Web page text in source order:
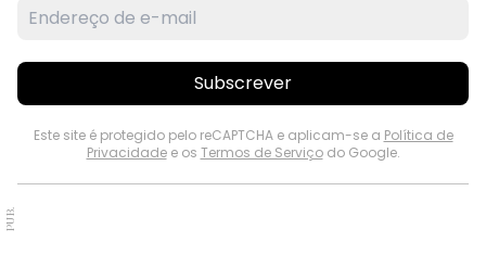
Subscrever
Este site é protegido pelo reCAPTCHA e aplicam-se a Política de
Privacidadee os Termos de Serviçodo Google.
PUB.